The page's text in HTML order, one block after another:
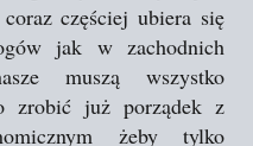
częściej ubiera się
jak w zachodnich
muszą wszystko
zrobić już porządek z
żeby tylko